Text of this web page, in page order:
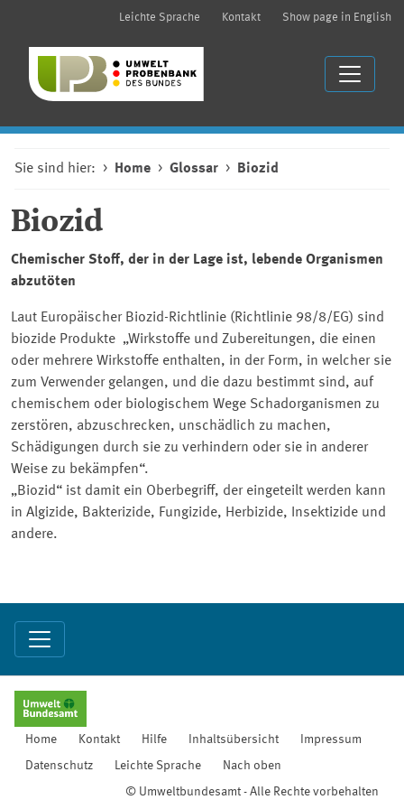
Leichte Sprache Kontakt Show page in English
Sie sind hier: Home Glossar Biozid
Biozid
Chemischer Stoff, der in der Lage ist, lebende Organismen
abzutöten
Laut Europäischer Biozid-Richtlinie (Richtlinie 98/8/EG) sind
biozide Produkte „Wirkstoffe und Zubereitungen, die einen
oder mehrere Wirkstoffe enthalten, in der Form, in welcher sie
zum Verwender gelangen, und die dazu bestimmt sind, auf
chemischem oder biologischem Wege Schadorganismen zu
zerstören, abzuschrecken, unschädlich zu machen,
Schädigungen durch sie zu verhindern oder sie in anderer
Weise zu bekämpfen“.
„Biozid“ ist damit ein Oberbegriff, der eingeteilt werden kann
in Algizide, Bakterizide, Fungizide, Herbizide, Insektizide und
andere.
Home Kontakt Hilfe Inhaltsübersicht Impressum
Datenschutz Leichte Sprache Nach oben
© Umweltbundesamt - Alle Rechte vorbehalten